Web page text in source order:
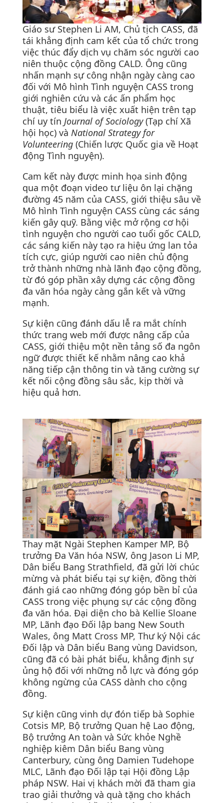
Giáo sư Stephen Li AM, Chủ tịch CASS, đã
tái khẳng định cam kết của tổ chức trong
việc thúc đẩy dịch vụ chăm sóc người cao
niên thuộc cộng đồng CALD. Ông cũng
nhấn mạnh sự công nhận ngày càng cao
đối với Mô hình Tình nguyện CASS trong
giới nghiên cứu và các ấn phẩm học
thuật, tiêu biểu là việc xuất hiện trên tạp
chí uy tín Journal of Sociology(Tạp chí Xã
hội học) và National Strategy for
Volunteering(Chiến lược Quốc gia về Hoạt
động Tình nguyện).
Cam kết này được minh họa sinh động
qua một đoạn video tư liệu ôn lại chặng
đường 45 năm của CASS, giới thiệu sâu về
Mô hình Tình nguyện CASS cùng các sáng
kiến gây quỹ. Bằng việc mở rộng cơ hội
tình nguyện cho người cao tuổi gốc CALD,
các sáng kiến này tạo ra hiệu ứng lan tỏa
tích cực, giúp người cao niên chủ động
trở thành những nhà lãnh đạo cộng đồng,
từ đó góp phần xây dựng các cộng đồng
đa văn hóa ngày càng gắn kết và vững
mạnh.
Sự kiện cũng đánh dấu lễ ra mắt chính
thức trang web mới được nâng cấp của
CASS, giới thiệu một nền tảng số đa ngôn
ngữ được thiết kế nhằm nâng cao khả
năng tiếp cận thông tin và tăng cường sự
kết nối cộng đồng sâu sắc, kịp thời và
hiệu quả hơn.
Thay mặt Ngài Stephen Kamper MP, Bộ
trưởng Đa Văn hóa NSW, ông Jason Li MP,
Dân biểu Bang Strathfield, đã gửi lời chúc
mừng và phát biểu tại sự kiện, đồng thời
đánh giá cao những đóng góp bền bỉ của
CASS trong việc phụng sự các cộng đồng
đa văn hóa. Đại diện cho bà Kellie Sloane
MP, Lãnh đạo Đối lập bang New South
Wales, ông Matt Cross MP, Thư ký Nội các
Đối lập và Dân biểu Bang vùng Davidson,
cũng đã có bài phát biểu, khẳng định sự
ủng hộ đối với những nỗ lực và đóng góp
không ngừng của CASS dành cho cộng
đồng.
Sự kiện cũng vinh dự đón tiếp bà Sophie
Cotsis MP, Bộ trưởng Quan hệ Lao động,
Bộ trưởng An toàn và Sức khỏe Nghề
nghiệp kiêm Dân biểu Bang vùng
Canterbury, cùng ông Damien Tudehope
MLC, Lãnh đạo Đối lập tại Hội đồng Lập
pháp NSW. Hai vị khách mời đã tham gia
trao giải thưởng và quà tặng cho khách